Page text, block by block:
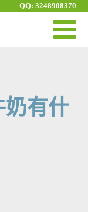
QQ: 3248908370
奶有什